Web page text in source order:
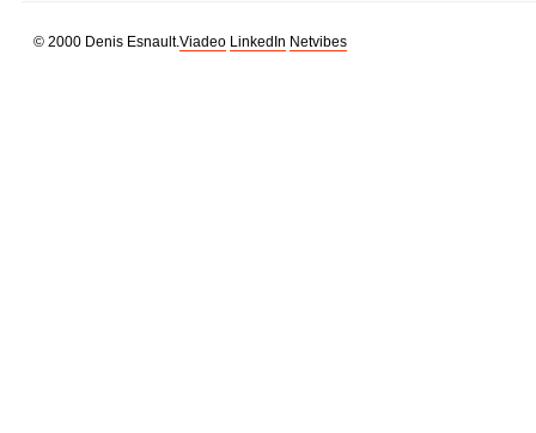
© 2000 Denis Esnault.Viadeo LinkedIn Netvibes